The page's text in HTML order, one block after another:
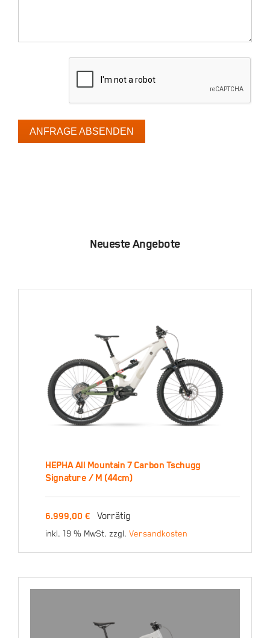
ANFRAGE ABSENDEN
Neueste Angebote
HEPHA All Mountain 7
Carbon Tschugg
Signature / M (44cm)
HEPHA All Mountain 7 Carbon Tschugg
Signature / M (44cm)
6.999,00€ Vorrätig
inkl. 19 % MwSt. zzgl.Versandkosten